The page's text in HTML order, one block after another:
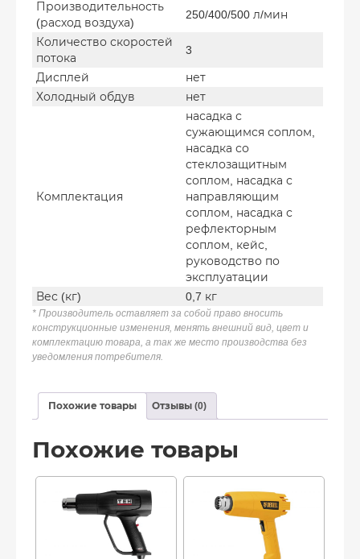
Производительность
(расход воздуха)
250/400/500 л/мин
Количество скоростей
потока
3
Дисплей
нет
Холодный обдув
нет
Комплектация
насадка с
сужающимся соплом,
насадка со
стеклозащитным
соплом, насадка с
направляющим
соплом, насадка с
рефлекторным
соплом, кейс,
руководство по
эксплуатации
Вес (кг)
0,7 кг
* Производитель оставляет за собой право вносить
конструкционные изменения, менять внешний вид, цвет и
комплектацию товара, а так же место производства без
уведомления потребителя.
Похожие товары Отзывы (0)
Похожие товары